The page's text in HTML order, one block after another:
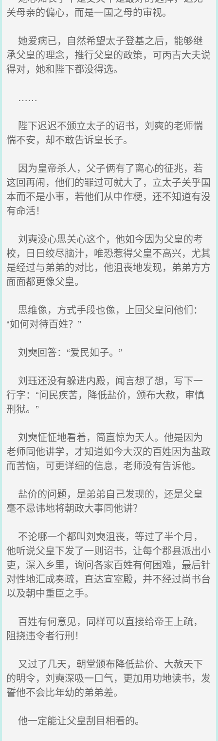
关母亲的偏心，而是一国之母的审视。
她爱病已，自然希望太子登基之后，能够继
承父皇的理念，推行父皇的政策，可丙吉大夫说
得对，她和陛下都没得选。
……
陛下迟迟不颁立太子的诏书，刘奭的老师惴
惴不安，却不敢告诉皇长子。
因为皇帝杀人，父子俩有了离心的征兆，若
这回再闹，他们的罪过可就大了，立太子关乎国
本而不是小事，若他们从中作梗，还不知道有没
有命活！
刘奭没心思关心这个，他如今因为父皇的考
校，日日绞尽脑汁，唯恐惹得父皇不高兴，尤其
是经过与弟弟的对比，他沮丧地发现，弟弟方方
面面都更像父皇。
思维像，方式手段也像，上回父皇问他们：
“如何对待百姓？”
刘奭回答：“爱民如子。”
刘珏还没有躲进内殿，闻言想了想，写下一
行字：“问民疾苦，降低盐价，颁布大赦，审慎
刑狱。”
刘奭怔怔地看着，简直惊为天人。他是因为
老师同他讲学，才知道如今大汉的百姓因为盐政
而苦恼，可更详细的信息，老师没有告诉他。
盐价的问题，是弟弟自己发现的，还是父皇
毫不忌讳地将朝政大事同他讲？
不论哪一个都叫刘奭沮丧，等过了半个月，
他听说父皇下发了一则诏书，让每个郡县派出小
吏，深入乡里，询问各家百姓有何困难，最后针
对性地汇成奏疏，直达宣室殿，并不经过尚书台
以及朝中重臣之手。
百姓有何意见，同样可以直接给帝王上疏，
阻挠违令者行刑！
又过了几天，朝堂颁布降低盐价、大赦天下
的明令，刘奭深吸一口气，更加用功地读书，发
誓他不会比年幼的弟弟差。
他一定能让父皇刮目相看的。